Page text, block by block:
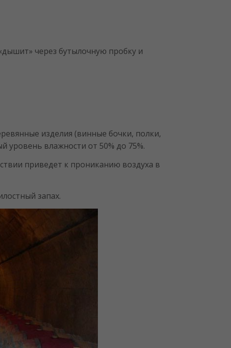
через бутылочную пробку и
изделия (винные бочки, полки,
влажности от 50% до 75%.
приведет к прониканию воздуха в
запах.